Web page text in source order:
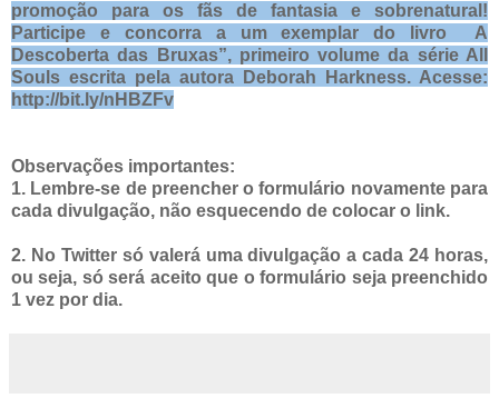
promoção para os fãs de fantasia e sobrenatural!
Participe e concorra a um
exemplar do livro A
Descoberta das Bruxas”, primeiro volume da série All
Souls escrita pela autora Deborah Harkness. Acesse:
http://bit.ly/nHBZFv
Observações importantes:
1. Lembre-se de preencher o formulário novamente para
cada divulgação, não esquecendo de colocar o link.
2. No Twitter só valerá uma divulgação a cada 24 horas,
ou seja, só será aceito que o formulário seja preenchido
1 vez por dia.